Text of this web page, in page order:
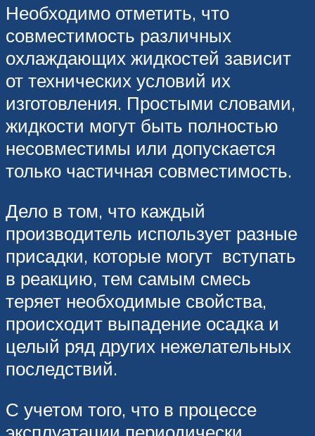
Необходимо отметить, что
совместимость различных
охлаждающих жидкостей зависит
от технических условий их
изготовления. Простыми словами,
жидкости могут быть полностью
несовместимы или допускается
только частичная совместимость.
Дело в том, что каждый
производитель использует разные
присадки, которые могут вступать
в реакцию, тем самым смесь
теряет необходимые свойства,
происходит выпадение осадка и
целый ряд других нежелательных
последствий.
С учетом того, что в процессе